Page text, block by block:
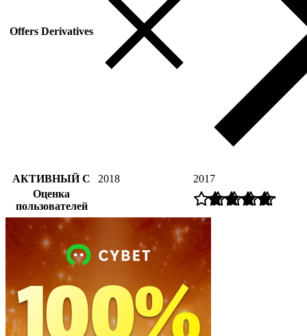
Offers Derivatives
АКТИВНЫЙ С 2018
2017
Оценка
пользователей